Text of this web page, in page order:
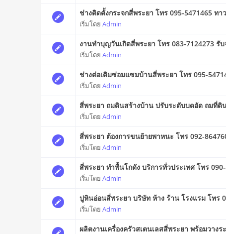
ช่างติดตั้งกระจกสี่พระยา โทร 095-5471465 ท
เริ่มโดยAdmin
งานทำบุญวันเกิดสี่พระยา โทร 083-7124273 รั
เริ่มโดยAdmin
ช่างต่อเติมซ่อมแซมบ้านสี่พระยา โทร 095-
เริ่มโดยAdmin
สี่พระยา ถมดินสร้างบ้าน ปรับระดับบดอัด ถมที่ดิ
เริ่มโดยAdmin
สี่พระยา ต้องการขนย้ายพาหนะ โทร 092-
เริ่มโดยAdmin
สี่พระยา ทำพื้นโกดัง บริการทั่วประเทศ โทร
เริ่มโดยAdmin
ปูหินอ่อนสี่พระยา บริษัท ห้าง ร้าน โรงแรม โทร
เริ่มโดยAdmin
ผลิตงานเครื่องครัวสเตนเลสสี่พระยา พร้อมวาง